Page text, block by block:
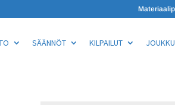
SÄÄNNÖT KILPAILUT